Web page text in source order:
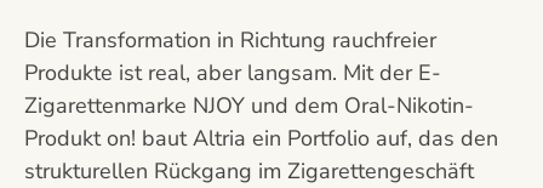
Die Transformation in Richtung rauchfreier
Produkte ist real, aber langsam. Mit der E-
Zigarettenmarke NJOY und dem Oral-Nikotin-
Produkt on! baut Altria ein Portfolio auf, das den
strukturellen Rückgang im Zigarettengeschäft